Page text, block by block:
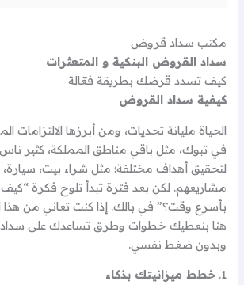
مكتب سداد قروض
سداد القروض البنكية و المتعثرات
كيف تسدد قرضك بطريقة فعّالة
كيفية سداد القروض
الحياة مليانة تحديات، ومن أبرزها الالتزامات
في تبوك، مثل باقي مناطق المملكة، كثير
لتحقيق أهداف مختلفة؛ مثل شراء بيت،
مشاريعهم. لكن بعد فترة تبدأ تلوح فكرة
بأسرع وقت؟” في بالك. إذا كنت تعاني من هذا
هنا بنعطيك خطوات وطرق تساعدك على
وبدون ضغط نفسي.
1. خطط ميزانيتك بذكاء